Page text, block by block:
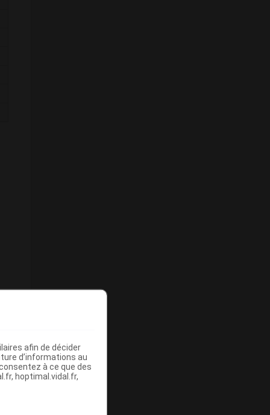
afin de décider
d’informations au
à ce que des
hoptimal.vidal.fr,